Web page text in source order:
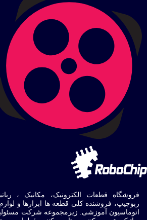
فروشگاه قطعات الکترونیک، مکانیک ،
ربوچیپ، فروشنده کلی قطعه ها ابزارها و
اتوماسیون آموزشی. زیرمجموعه شرکت